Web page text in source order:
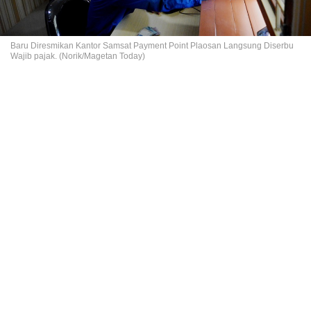
Baru Diresmikan Kantor Samsat Payment Point Plaosan Langsung Diserbu
Wajib pajak. (Norik/Magetan Today)